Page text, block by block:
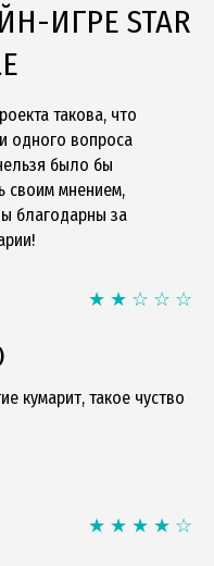
ИГРЕ STAR
такова, что
одного вопроса
было бы
своим мнением,
благодарны за
кумарит, такое чуство